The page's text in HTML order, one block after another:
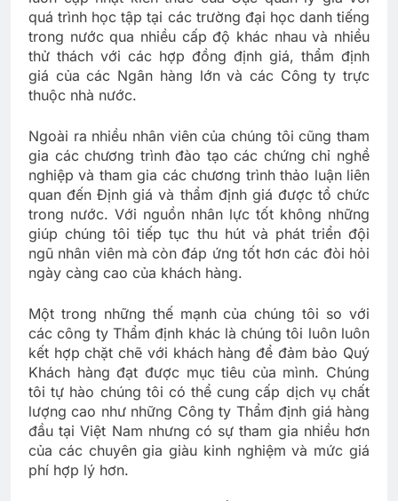
quá trình học tập tại các trường đại học danh tiếng
trong nước qua nhiều cấp độ khác nhau và nhiều
thử thách với các hợp đồng định giá, thẩm định
giá của các Ngân hàng lớn và các Công ty trực
thuộc nhà nước.
Ngoài ra nhiều nhân viên của chúng tôi cũng tham
gia các chương trình đào tạo các chứng chỉ nghề
nghiệp và tham gia các chương trình thảo luận liên
quan đến Định giá và thẩm định giá được tổ chức
trong nước. Với nguồn nhân lực tốt không những
giúp chúng tôi tiếp tục thu hút và phát triển đội
ngũ nhân viên mà còn đáp ứng tốt hơn các đòi hỏi
ngày càng cao của khách hàng.
Một trong những thế mạnh của chúng tôi so với
các công ty Thẩm định khác là chúng tôi luôn luôn
kết hợp chặt chẽ với khách hàng để đảm bảo Quý
Khách hàng đạt được mục tiêu của mình. Chúng
tôi tự hào chúng tôi có thể cung cấp dịch vụ chất
lượng cao như những Công ty Thẩm định giá hàng
đầu tại Việt Nam nhưng có sự tham gia nhiều hơn
của các chuyên gia giàu kinh nghiệm và mức giá
phí hợp lý hơn.